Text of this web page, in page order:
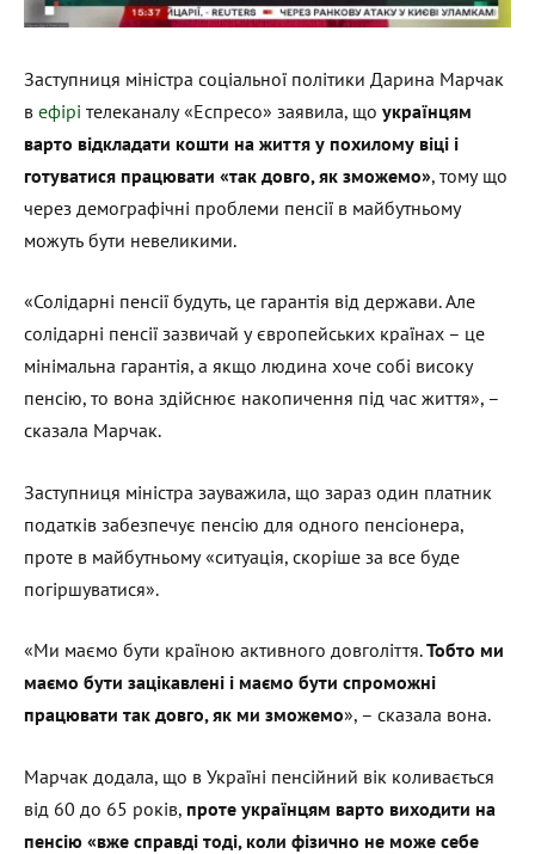
Заступниця міністра соціальної політики Дарина Марчак
в ефірі телеканалу «Еспресо» заявила, що українцям
варто відкладати кошти на життя у похилому віці і
готуватися працювати «так довго, як зможемо», тому що
через демографічні проблеми пенсії в майбутньому
можуть бути невеликими.
«Солідарні пенсії будуть, це гарантія від держави. Але
солідарні пенсії зазвичай у європейських країнах – це
мінімальна гарантія, а якщо людина хоче собі високу
пенсію, то вона здійснює накопичення під час життя», –
сказала Марчак.
Заступниця міністра зауважила, що зараз один платник
податків забезпечує пенсію для одного пенсіонера,
проте в майбутньому «ситуація, скоріше за все буде
погіршуватися».
«Ми маємо бути країною активного довголіття.Тобто ми
маємо бути зацікавлені і маємо бути спроможні
працювати так довго, як ми зможемо», – сказала вона.
Марчак додала, що в Україні пенсійний вік коливається
від 60 до 65 років, проте українцям варто виходити на
пенсію «вже справді тоді, коли фізично не може себе